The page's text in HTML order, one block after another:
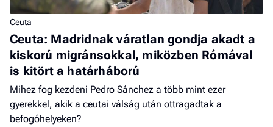
Ceuta
Ceuta: Madridnak váratlan gondja akadt a
kiskorú migránsokkal, miközben Rómával
is kitört a határháború
Mihez fog kezdeni Pedro Sánchez a több mint ezer
gyerekkel, akik a ceutai válság után ottragadtak a
befogóhelyeken?